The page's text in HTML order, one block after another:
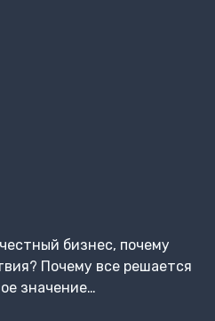
бизнес, почему
Почему все решается
значение…